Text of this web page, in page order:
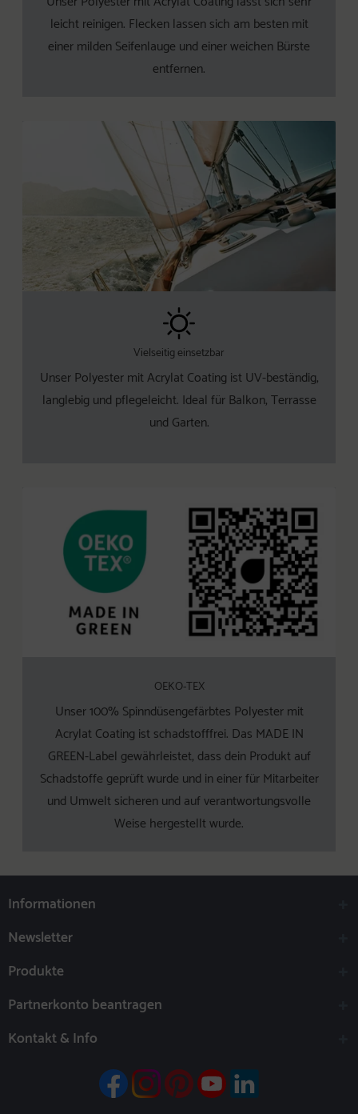
leicht reinigen. Flecken lassen sich am besten mit
einer milden Seifenlauge und einer weichen Bürste
entfernen.
Vielseitig einsetzbar
Unser Polyester mit Acrylat Coating ist UV-beständig,
langlebig und pflegeleicht. Ideal für Balkon, Terrasse
und Garten.
OEKO-TEX
Unser 100% Spinndüsengefärbtes Polyester mit
Acrylat Coating ist schadstofffrei. Das MADE IN
GREEN-Label gewährleistet, dass dein Produkt auf
Schadstoffe geprüft wurde und in einer für Mitarbeiter
und Umwelt sicheren und auf verantwortungsvolle
Weise hergestellt wurde.
Informationen
Newsletter
Produkte
Partnerkonto beantragen
Kontakt & Info